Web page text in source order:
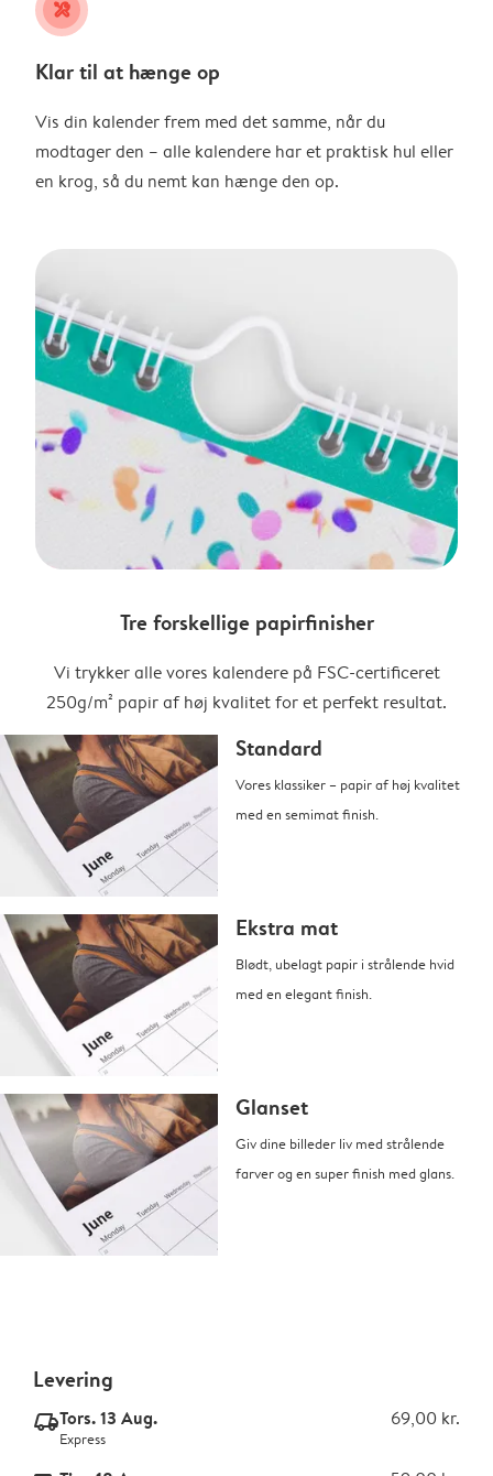
tools
Klar til at hænge op
Vis din kalender frem med det samme, når du
modtager den – alle kalendere har et praktisk hul eller
en krog, så du nemt kan hænge den op.
Tre forskellige papirfinisher
Vi trykker alle vores kalendere på FSC-certificeret
250g/m² papir af høj kvalitet for et perfekt resultat.
Standard
Vores klassiker – papir af høj kvalitet
med en semimat finish.
Ekstra mat
Blødt, ubelagt papir i strålende hvid
med en elegant finish.
Glanset
Giv dine billeder liv med strålende
farver og en super finish med glans.
Levering
delivery_express_v2Tors. 13 Aug. 69,00 kr.
Express